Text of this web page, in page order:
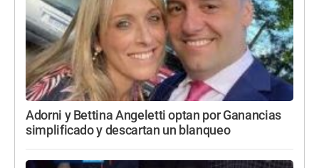
Adorni y Bettina Angeletti optan por Ganancias
simplificado y descartan un blanqueo